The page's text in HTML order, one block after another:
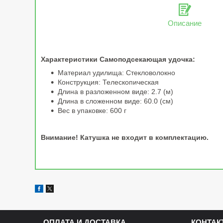
Описание
Характеристики Самоподсекающая удочка:
Материал удилища: Стекловолокно
Конструкция: Телескопическая
Длина в разложенном виде: 2.7 (м)
Длина в сложенном виде: 60.0 (см)
Вес в упаковке: 600 г
Внимание! Катушка не входит в комплектацию.